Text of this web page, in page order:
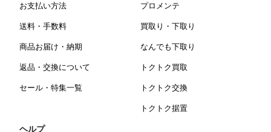
お支払い方法
送料・手数料
商品お届け・納期
返品・交換について
セール・特集一覧
プロメンテ
買取り・下取り
なんでも下取り
トクトク買取
トクトク交換
トクトク据置
ヘルプ